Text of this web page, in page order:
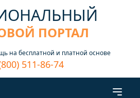
ПОРТАЛ
на бесплатной и платной основе
511-86-74